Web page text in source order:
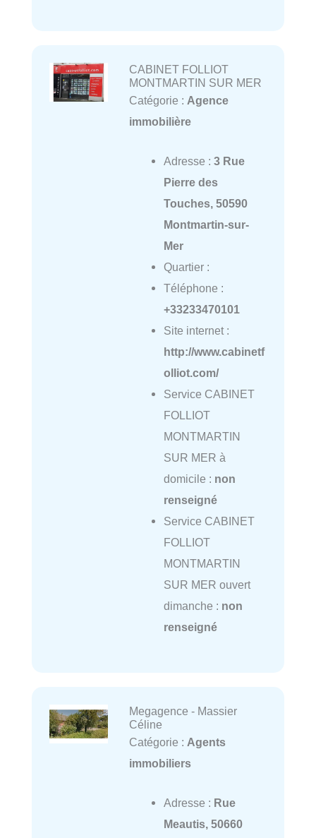
CABINET FOLLIOT
MONTMARTIN SUR MER
Catégorie : Agence
immobilière
Adresse : 3 Rue
Pierre des
Touches, 50590
Montmartin-sur-
Mer
Quartier :
Téléphone :
+33233470101
Site internet :
http://www.cabinetf
olliot.com/
Service CABINET
FOLLIOT
MONTMARTIN
SUR MER à
domicile : non
renseigné
Service CABINET
FOLLIOT
MONTMARTIN
SUR MER ouvert
dimanche : non
renseigné
Megagence - Massier
Céline
Catégorie : Agents
immobiliers
Adresse : Rue
Meautis, 50660